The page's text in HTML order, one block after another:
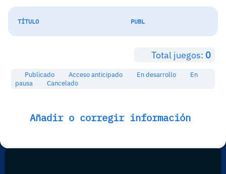
TÍTULO PUBL
Total juegos: 0
Publicado Acceso anticipado En desarrollo
En
pausa
Cancelado
Añadir o corregir información